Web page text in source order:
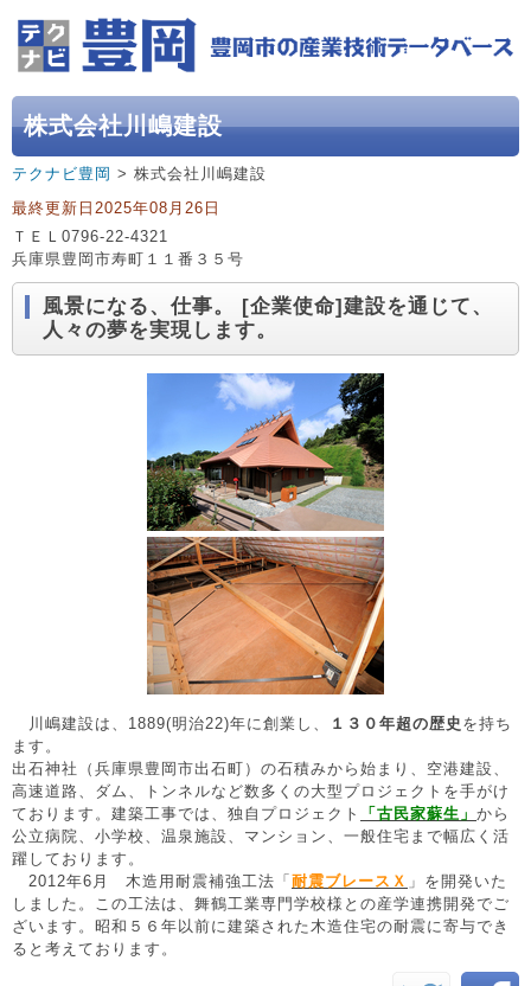
株式会社川嶋建設
テクナビ豊岡 > 株式会社川嶋建設
最終更新日2025年08月26日
ＴＥＬ0796-22-4321
兵庫県豊岡市寿町１１番３５号
風景になる、仕事。 [企業使命]建設を通じて、
人々の夢を実現します。
川嶋建設は、1889(明治22)年に創業し、 １３０ 年超の歴史 を持ち
ます。
出石神社（兵庫県豊岡市出石町）の石積みから始まり、空港建設、
高速道路、ダム、トンネルなど数多くの大型プロジェクトを手がけ
ております。建築工事では、独自プロジェクト
「古民家蘇生」 から
公立病院、小学校、温泉施設、マンション、一般住宅まで幅広く活
躍しております。
2012年6月 木造用耐震補強工法「 耐震ブレースＸ 」を開発いた
しました。この工法は、舞鶴工業専門学校様との産学連携開発でご
ざいます。昭和５６年以前に建築された木造住宅の耐震に寄与でき
ると考えております。